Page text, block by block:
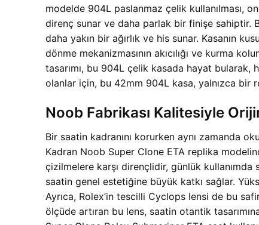
modelde 904L paslanmaz çelik kullanılması,
direnç sunar ve daha parlak bir finişe sahiptir.
daha yakın bir ağırlık ve his sunar. Kasanın
dönme mekanizmasının akıcılığı ve kurma
tasarımı, bu 904L çelik kasada hayat bularak,
olanlar için, bu 42mm 904L kasa, yalnızca bir
Noob Fabrikası Kalitesiyle
Bir saatin kadranını korurken aynı zamanda
Kadran Noob Super Clone ETA replika
çizilmelere karşı dirençlidir, günlük kullanımda
saatin genel estetiğine büyük katkı sağlar.
Ayrıca, Rolex’in tescilli Cyclops lensi de bu
ölçüde artıran bu lens, saatin otantik